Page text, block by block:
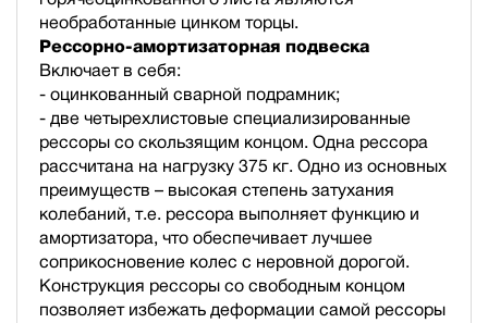
необработанные цинком торцы.
Рессорно-амортизаторная подвеска
Включает в себя:
- оцинкованный сварной подрамник;
- две четырехлистовые специализированные
рессоры со скользящим концом. Одна рессора
рассчитана на нагрузку 375 кг. Одно из основных
преимуществ – высокая степень затухания
колебаний, т.е. рессора выполняет функцию и
амортизатора, что обеспечивает лучшее
соприкосновение колес с неровной дорогой.
Конструкция рессоры со свободным концом
позволяет избежать деформации самой рессоры